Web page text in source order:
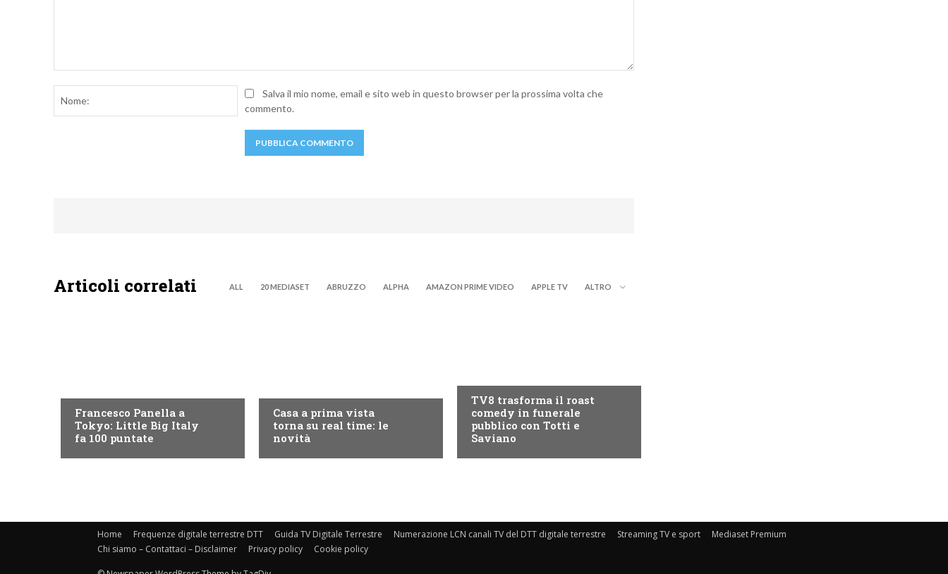
Nome:Salva il mio nome, email e sito web in questo browser per la prossima volta che
commento.
Articoli correlati ALL 20 MEDIASET ABRUZZO ALPHA AMAZON PRIME VIDEO APPLE TV ALTRO
Francesco Panella a
Tokyo: Little Big Italy
fa 100 puntate
Casa a prima vista
torna su real time: le
novità
TV8 trasforma il roast
comedy in funerale
pubblico con Totti e
Saviano
Home Frequenze digitale terrestre DTT Guida TV Digitale Terrestre Numerazione LCN canali TV del DTT digitale terrestre Streaming TV e sport
Mediaset Premium
Chi siamo – Contattaci – Disclaimer
Privacy policy Cookie policy